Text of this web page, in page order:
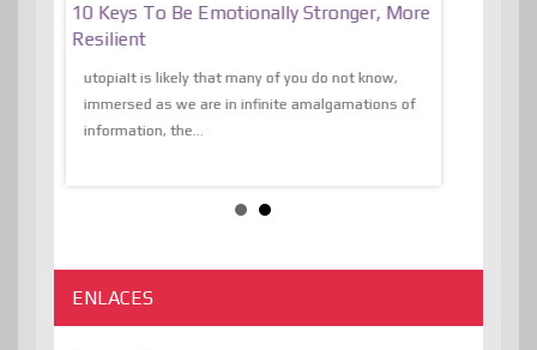
10 Keys To Be Emotionally Stronger, More
Resilient
utopiaIt is likely that many of you do not know,
immersed as we are in infinite amalgamations of
information, the...
ENLACES